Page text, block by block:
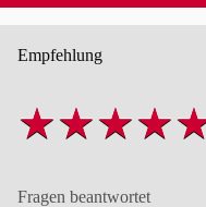
Empfehlung
Fragen beantwortet